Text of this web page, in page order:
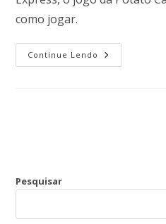
como jogar.
Continue Lendo
Pesquisar